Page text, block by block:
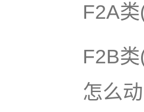
F2A
F2B
怎么动